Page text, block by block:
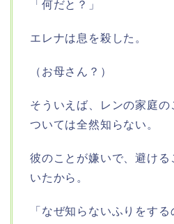
「何だと？」
エレナは息を殺した。
（お母さん？）
そういえば、レンの家庭の
ついては全然知らない。
彼のことが嫌いで、避ける
いたから。
「なぜ知らないふりをす